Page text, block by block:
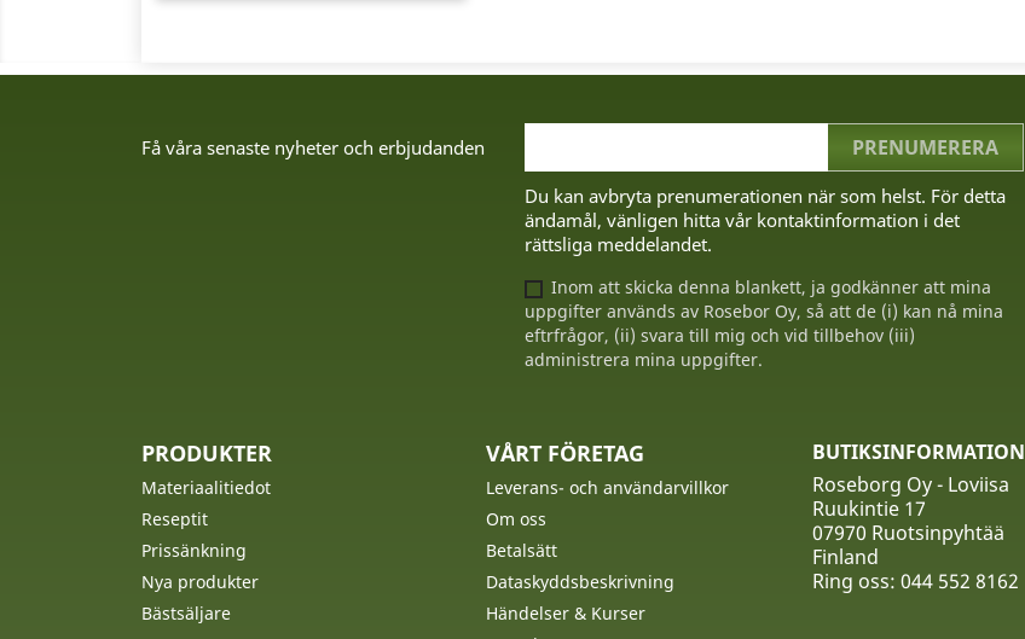
Få våra senaste nyheter och erbjudanden
Du kan avbryta prenumerationen när som helst. För detta
ändamål, vänligen hitta vår kontaktinformation i det
rättsliga meddelandet.
Inom att skicka denna blankett, ja godkänner att mina
uppgifter används av Rosebor Oy, så att de (i) kan nå mina
eftrfrågor, (ii) svara till mig och vid tillbehov (iii)
administrera mina uppgifter.
PRODUKTER
Materiaalitiedot
Reseptit
Prissänkning
Nya produkter
Bästsäljare
VÅRT FÖRETAG
Leverans- och användarvillkor
Om oss
Betalsätt
Dataskyddsbeskrivning
Händelser & Kurser
BUTIKSINFORMATION
Roseborg Oy - Loviisa
Ruukintie 17
07970 Ruotsinpyhtää
Finland
Ring oss: 044 552 8162